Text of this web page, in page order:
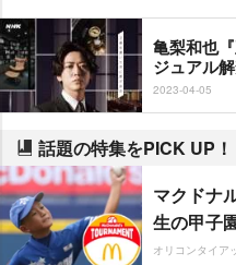
亀梨和也
ジュアル
2023-04-05
話題の特集をPICK UP！
マクドナ
生の甲子
オリコンタイア